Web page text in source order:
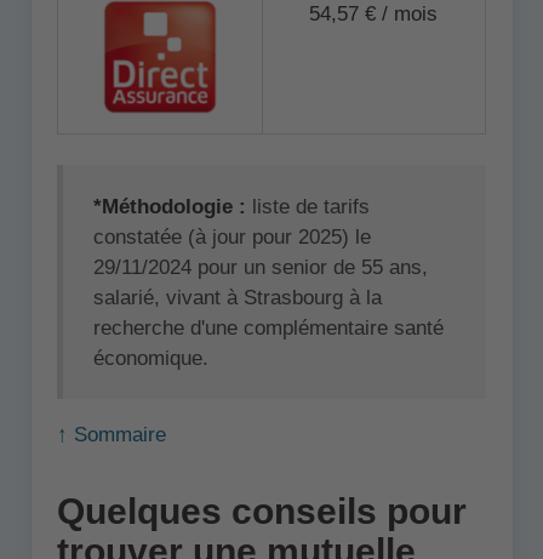
54,57 € / mois
*Méthodologie : liste de tarifs
constatée (à jour pour 2025) le
29/11/2024 pour un senior de 55 ans,
salarié, vivant à Strasbourg à la
recherche d'une complémentaire santé
économique.
↑ Sommaire
Quelques conseils pour
trouver une mutuelle